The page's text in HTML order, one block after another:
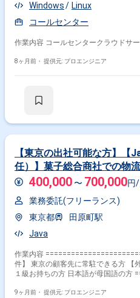
Windows
Linux
コールセンター
作業内容 コールセンタークラウドサ
8ヶ月前・ 提供元: プロエンジニア
【東京の出社可能な方】【
任）】菓子総合商社での物
400,000 〜 700,000円/
業務委託(フリーランス)
東京都
田原町駅
Java
作業内容
件】 東京の顧客先に常駐できる方 【外国籍の方の場合】 日本語能力検定
１級お持ちの方 日本語が母国語の方
容】 ・在庫管理 - 入荷、出荷管理
9ヶ月前・ 提供元: プロエンジニア